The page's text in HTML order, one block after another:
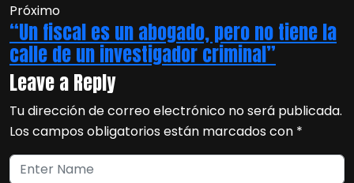
Próximo
“Un fiscal es un abogado, pero no tiene la
calle de un investigador criminal”
Leave a Reply
Tu dirección de correo electrónico no será publicada.
Los campos obligatorios están marcados con *